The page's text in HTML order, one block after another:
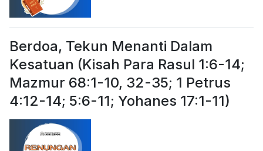
Berdoa, Tekun Menanti Dalam
Kesatuan (Kisah Para Rasul 1:6-14;
Mazmur 68:1-10, 32-35; 1 Petrus
4:12-14; 5:6-11; Yohanes 17:1-11)